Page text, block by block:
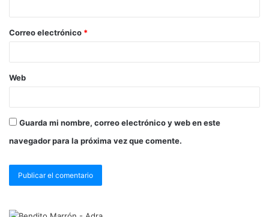
Correo electrónico *
Web
Guarda mi nombre, correo electrónico y web en este
navegador para la próxima vez que comente.